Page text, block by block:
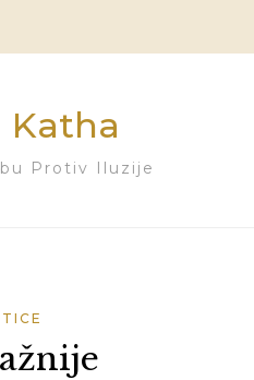
Katha
Protiv Iluzije